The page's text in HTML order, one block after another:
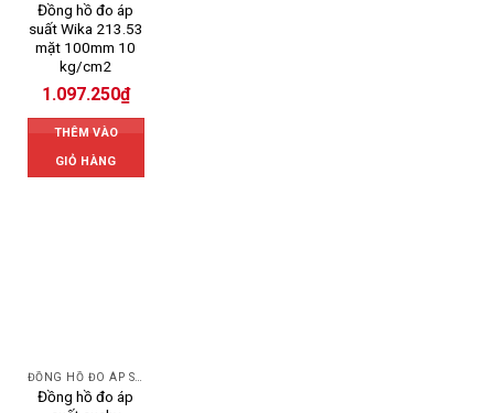
Đồng hồ đo áp
suất Wika 213.53
mặt 100mm 10
kg/cm2
1.097.250₫
THÊM VÀO
GIỎ HÀNG
Đồng hồ đo áp